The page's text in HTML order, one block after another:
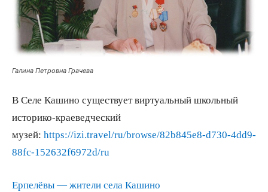
Галина Петровна Грачева
В Селе Кашино существует виртуальный школьный
историко-краеведческий
музей: https://izi.travel/ru/browse/82b845e8-d730-4dd9-
88fc-152632f6972d/ru
Ерпелёвы — жители села Кашино